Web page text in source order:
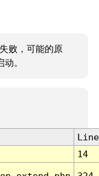
败，可能的原
。
Line
14